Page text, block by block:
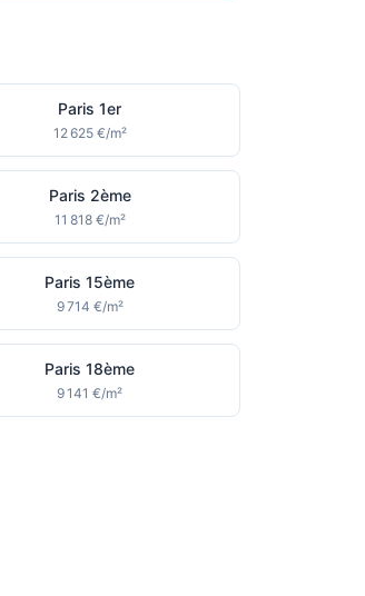
Paris 1er
12 625 €/m²
Paris 2ème
11 818 €/m²
Paris 15ème
9 714 €/m²
Paris 18ème
9 141 €/m²